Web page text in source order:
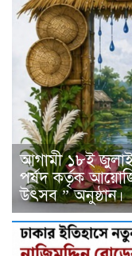
আগামী ১৮ই জুলাই
পর্ষদ কর্তৃক
উৎসব ” অনুষ্ঠান।